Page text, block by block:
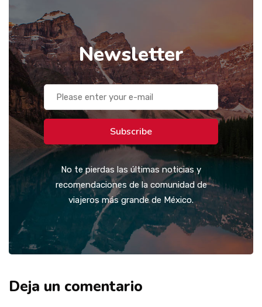
Newsletter
Subscribe
No te pierdas las últimas noticias y
recomendaciones de la comunidad de
viajeros más grande de México.
Deja un comentario